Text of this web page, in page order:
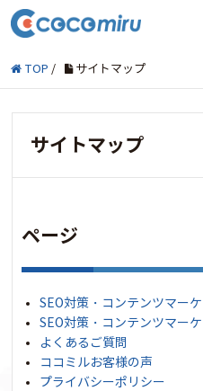
TOP / サイトマップ
サイトマップ
ページ
SEO対策・コンテンツマー
SEO対策・コンテンツマー
よくあるご質問
ココミルお客様の声
プライバシーポリシー